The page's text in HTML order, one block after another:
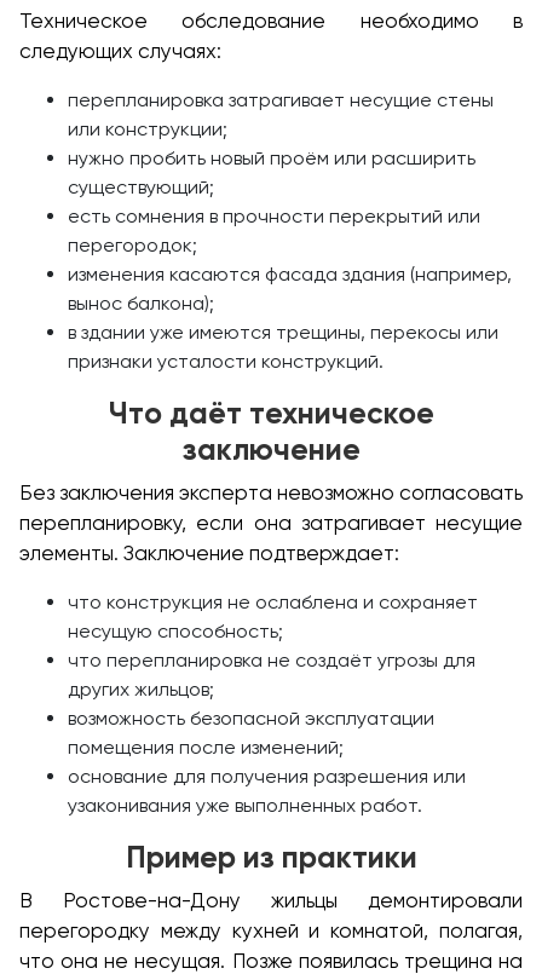
Техническое обследование необходимо в
следующих случаях:
перепланировка затрагивает несущие стены
или конструкции;
нужно пробить новый проём или расширить
существующий;
есть сомнения в прочности перекрытий или
перегородок;
изменения касаются фасада здания (например,
вынос балкона);
в здании уже имеются трещины, перекосы или
признаки усталости конструкций.
Что даёт техническое
заключение
Без заключения эксперта невозможно согласовать
перепланировку, если она затрагивает несущие
элементы. Заключение подтверждает:
что конструкция не ослаблена и сохраняет
несущую способность;
что перепланировка не создаёт угрозы для
других жильцов;
возможность безопасной эксплуатации
помещения после изменений;
основание для получения разрешения или
узаконивания уже выполненных работ.
Пример из практики
В Ростове-на-Дону жильцы демонтировали
перегородку между кухней и комнатой, полагая,
что она не несущая. Позже появилась трещина на